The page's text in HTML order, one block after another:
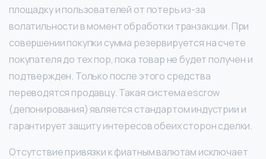
площадку и пользователей от потерь из-за
волатильности в момент обработки транзакции. При
совершении покупки сумма резервируется на счете
покупателя до тех пор, пока товар не будет получен и
подтвержден. Только после этого средства
переводятся продавцу. Такая система escrow
(депонирования) является стандартом индустрии и
гарантирует защиту интересов обеих сторон сделки.
Отсутствие привязки к фиатным валютам исключает